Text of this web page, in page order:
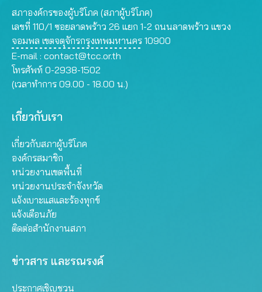
สภาองค์กรของผู้บริโภค (สภาผู้บริโภค)
เลขที่ 110/1 ซอยลาดพร้าว 26 แยก 1-2 ถนนลาดพร้าว แขวง
จอมพล เขตจตุจักรกรุงเทพมหานคร 10900
E-mail : contact@tcc.or.th
โทรศัพท์ 0-2938-1502
(เวลาทำการ 09.00 - 18.00 น.)
เกี่ยวกับเรา
เกี่ยวกับสภาผู้บริโภค
องค์กรสมาชิก
หน่วยงานเขตพื้นที่
หน่วยงานประจำจังหวัด
แจ้งเบาะแสและร้องทุกข์
แจ้งเตือนภัย
ติดต่อสำนักงานสภา
ข่าวสาร และรณรงค์
ประกาศเชิญชวน